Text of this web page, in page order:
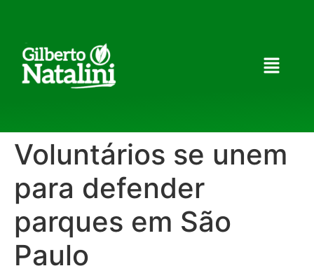
Voluntários se unem
para defender
parques em São
Paulo